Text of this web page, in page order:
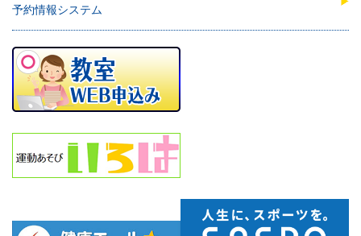
予約情報システム